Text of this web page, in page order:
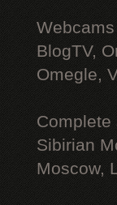
BlogTV,
Omegle,
Complete
Sibirian
Moscow,